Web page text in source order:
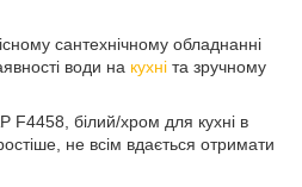
сантехнічному обладнанні
води на кухні та зручному
F4458, білий/хром для кухні в
не всім вдається отримати